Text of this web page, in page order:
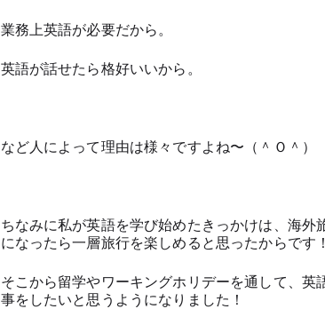
業務上英語が必要だから。
英語が話せたら格好いいから。
など人によって理由は様々ですよね〜（＾Ｏ＾）
ちなみに私が英語を学び始めたきっかけは、海外
になったら一層旅行を楽しめると思ったからです
そこから留学やワーキングホリデーを通して、英
事をしたいと思うようになりました！